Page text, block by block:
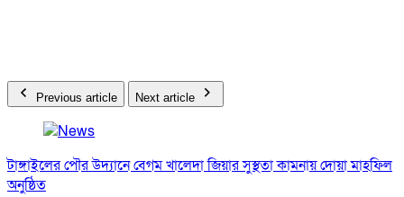
Previous article Next article
টাঙ্গাইলের পৌর উদ্যানে বেগম খালেদা জিয়ার সুস্থতা কামনায় দোয়া মাহফিল
অনুষ্ঠিত